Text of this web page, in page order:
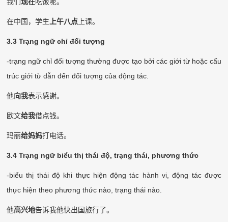
在中国，学生 上午八点 上课。
3.3 Trạng ngữ chỉ đối tượng
-trạng ngữ chỉ đối tượng thường được tạo bởi các giới từ hoặc cấu
trúc giới từ dẫn đến đối tượng của động tác.
他向我表示感谢。
欧文给我借点钱。
玛丽给妈妈打电话。
3.4 Trạng ngữ biểu thị thái độ, trạng thái, phương thức
-biểu thị thái độ khi thực hiện động tác hành vi, động tác được
thực hiện theo phương thức nào, trạng thái nào.
他高兴地告诉我他快出国旅行了。